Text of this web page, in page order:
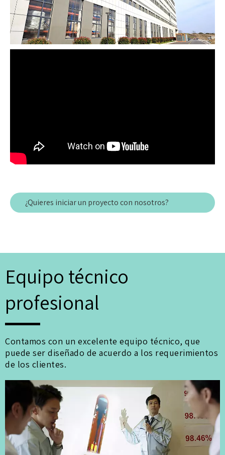
¿Quieres iniciar un proyecto con nosotros?
Equipo técnico
profesional
Contamos con un excelente equipo técnico, que
puede ser diseñado de acuerdo a los requerimientos
de los clientes.